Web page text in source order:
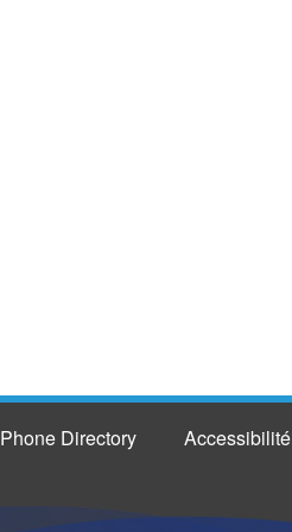
Phone Directory Accessibilité